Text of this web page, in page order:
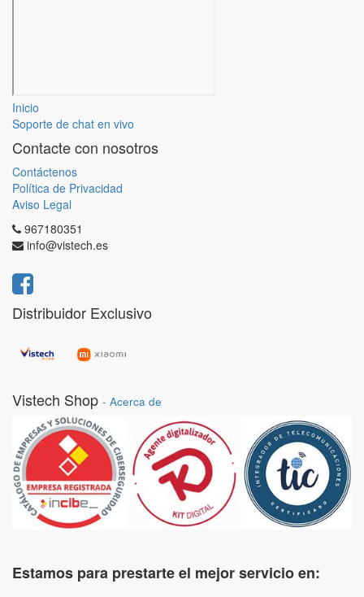
Inicio
Soporte de chat en vivo
Contacte con nosotros
Contáctenos
Política de Privacidad
Aviso Legal
967180351
info@vistech.es
Distribuidor Exclusivo
Vistech Shop - Acerca de
Estamos para prestarte el mejor servicio en: